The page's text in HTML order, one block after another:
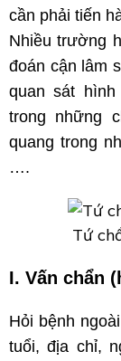
cần phải tiến
Nhiều trường
đoán cận lâm
quan sát
trong những
quang trong
….
Tứ
I. Vấn chẩn
Hỏi bệnh
tuổi, địa chỉ,